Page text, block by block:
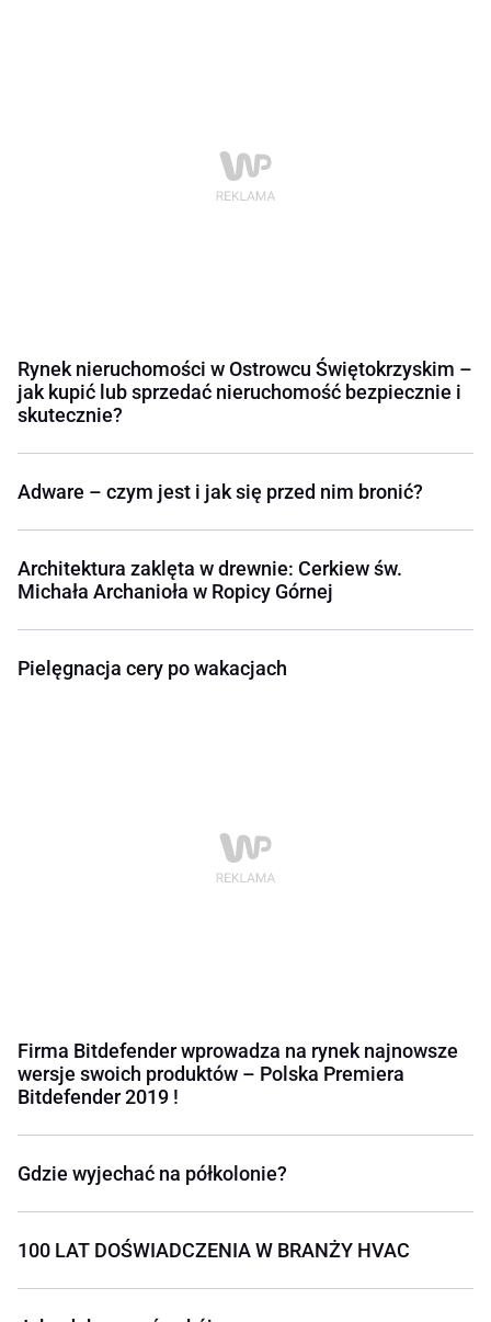
Rynek nieruchomości w Ostrowcu Świętokrzyskim –
jak kupić lub sprzedać nieruchomość bezpiecznie i
skutecznie?
Adware – czym jest i jak się przed nim bronić?
Architektura zaklęta w drewnie: Cerkiew św.
Michała Archanioła w Ropicy Górnej
Pielęgnacja cery po wakacjach
Firma Bitdefender wprowadza na rynek najnowsze
wersje swoich produktów – Polska Premiera
Bitdefender 2019 !
Gdzie wyjechać na półkolonie?
100 LAT DOŚWIADCZENIA W BRANŻY HVAC